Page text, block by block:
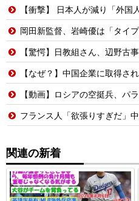
【衝撃】 日本人が減り「外国人が増えた」市
岡田新監督、岩崎優は「タイプ的にはセッ
【驚愕】日教組さん、辺野古事件を
【なぜ？】中国企業に取得されたマンシ
【動画】ロシアの空挺兵、パラシ
フランス人「欲張りすぎだ」中村敬斗、ランス残留の可能性を会長
関連の新着